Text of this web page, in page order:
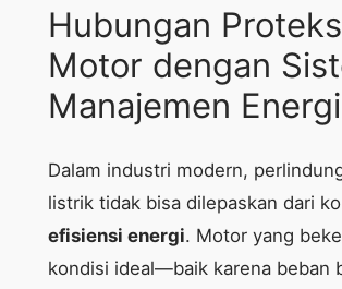
Hubungan
Motor dengan
Manajemen Energi
Dalam industri modern,
listrik tidak bisa dilepaskan dari
efisiensi energi. Motor yang
kondisi ideal—baik karena beban